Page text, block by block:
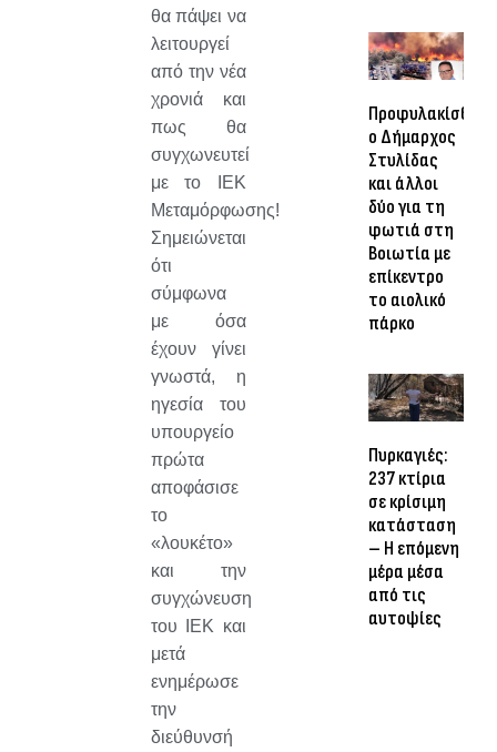
θα πάψει να
λειτουργεί
από την νέα
χρονιά και
πως θα
συγχωνευτεί
με το ΙΕΚ
Μεταμόρφωσης!
Σημειώνεται
ότι
σύμφωνα
με όσα
έχουν γίνει
γνωστά, η
ηγεσία του
υπουργείο
πρώτα
αποφάσισε
το
«λουκέτο»
και την
συγχώνευση
του ΙΕΚ και
μετά
ενημέρωσε
την
διεύθυνσή
ο Δήμαρχος
Στυλίδας
και άλλοι
δύο για τη
φωτιά στη
Βοιωτία με
επίκεντρο
το αιολικό
πάρκο
Πυρκαγιές:
237 κτίρια
σε κρίσιμη
κατάσταση
– Η επόμενη
μέρα μέσα
από τις
αυτοψίες